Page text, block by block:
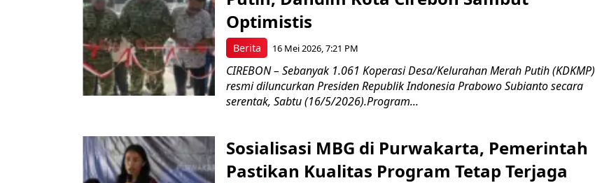
Berita
Optimistis
16 Mei 2026, 7:21 PM
CIREBON – Sebanyak 1.061 Koperasi Desa/Kelurahan Merah Putih (KDKMP)
resmi diluncurkan Presiden Republik Indonesia Prabowo Subianto secara
serentak, Sabtu (16/5/2026).Program...
Sosialisasi MBG di Purwakarta, Pemerintah
Pastikan Kualitas Program Tetap Terjaga